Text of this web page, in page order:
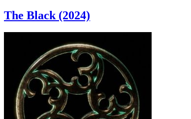
The Black (2024)